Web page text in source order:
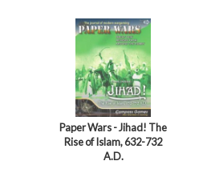
Paper Wars - Jihad! The
Rise of Islam, 632-732
A.D.